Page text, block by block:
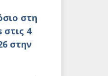
στη
στις 4
στην